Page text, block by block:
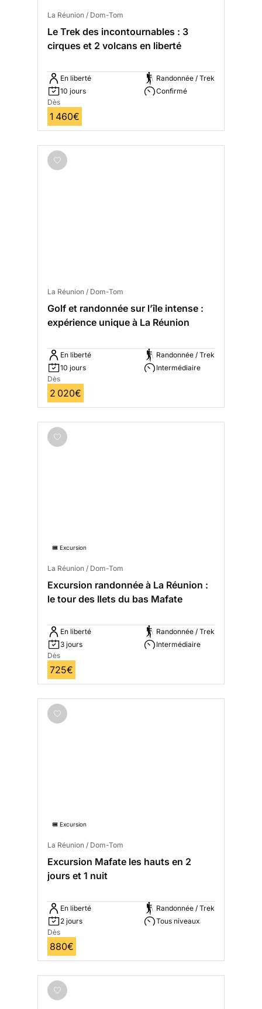
La Réunion / Dom-Tom
Le Trek des incontournables : 3
cirques et 2 volcans en liberté
En liberté
10 jours
Randonnée / Trek
Confirmé
Dès
1 460€
La Réunion / Dom-Tom
Golf et randonnée sur l’île intense :
expérience unique à La Réunion
En liberté
10 jours
Randonnée / Trek
Intermédiaire
Dès
2 020€
🎟️ Excursion
La Réunion / Dom-Tom
Excursion randonnée à La Réunion :
le tour des Ilets du bas Mafate
En liberté
3 jours
Randonnée / Trek
Intermédiaire
Dès
725€
🎟️ Excursion
La Réunion / Dom-Tom
Excursion Mafate les hauts en 2
jours et 1 nuit
En liberté
2 jours
Randonnée / Trek
Tous niveaux
Dès
880€